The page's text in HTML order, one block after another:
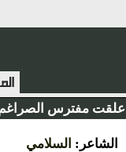
علقت مفترس الصراغم
الشاعر: السلامي